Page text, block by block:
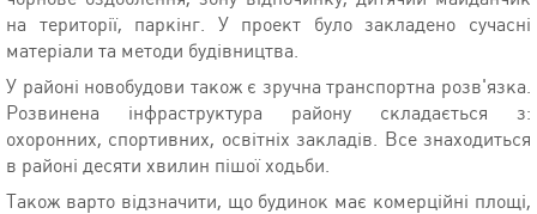
на території, паркінг. У проект було закладено сучасні
матеріали та методи будівництва.
У районі новобудови також є зручна транспортна розв'язка.
Розвинена інфраструктура району складається з:
охоронних, спортивних, освітніх закладів. Все знаходиться
в районі десяти хвилин пішої ходьби.
Також варто відзначити, що будинок має комерційні площі,